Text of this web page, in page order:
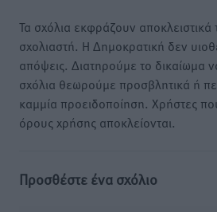
Τα σχόλια εκφράζουν αποκλειστικά
σχολιαστή. Η Δημοκρατική δεν
απόψεις. Διατηρούμε το δικαίωμα
σχόλια θεωρούμε προσβλητικά ή
καμμία προειδοποίηση. Χρήστες
όρους χρήσης αποκλείονται.
Προσθέστε ένα σχόλιο